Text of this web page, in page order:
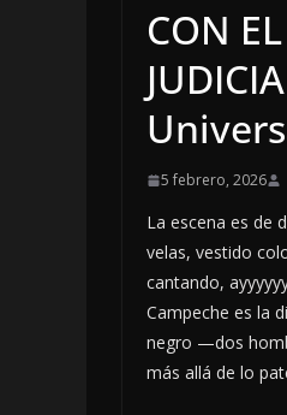
CON
5 febrero, 2026
La escena es de
velas, vestido
cantando,
Campeche es la
negro —dos
más allá de lo